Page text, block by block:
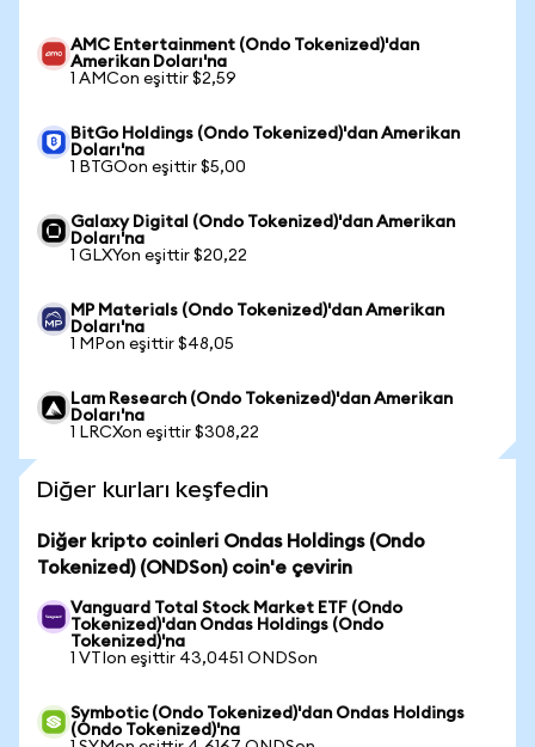
AMC Entertainment (Ondo Tokenized)'dan
Amerikan Doları'na
1 AMCon eşittir $2,59
BitGo Holdings (Ondo Tokenized)'dan Amerikan
Doları'na
1 BTGOon eşittir $5,00
Galaxy Digital (Ondo Tokenized)'dan Amerikan
Doları'na
1 GLXYon eşittir $20,22
MP Materials (Ondo Tokenized)'dan Amerikan
Doları'na
1 MPon eşittir $48,05
Lam Research (Ondo Tokenized)'dan Amerikan
Doları'na
1 LRCXon eşittir $308,22
Diğer kurları keşfedin
Diğer kripto coinleri Ondas Holdings (Ondo
Tokenized) (ONDSon) coin'e çevirin
Vanguard Total Stock Market ETF (Ondo
Tokenized)'dan Ondas Holdings (Ondo
Tokenized)'na
1 VTIon eşittir 43,0451 ONDSon
Symbotic (Ondo Tokenized)'dan Ondas Holdings
(Ondo Tokenized)'na